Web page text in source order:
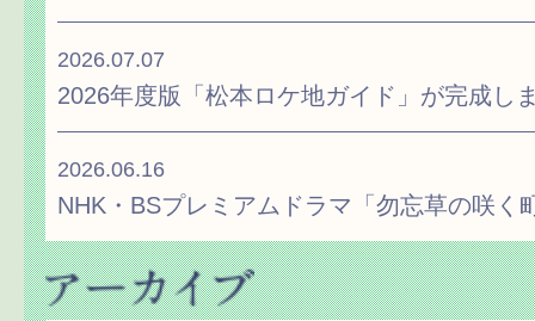
2026.07.07
2026年度版「松本ロケ地ガイド」が完成し
2026.06.16
NHK・BSプレミアムドラマ「勿忘草の咲く